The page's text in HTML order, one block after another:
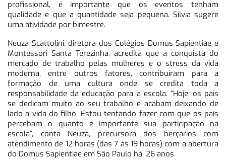
profissional, é importante que os eventos tenham
qualidade e que a quantidade seja pequena. Silvia sugere
uma atividade por bimestre.
Neuza Scattolini, diretora dos Colégios Domus Sapientiae e
Montessori Santa Terezinha, acredita que a conquista do
mercado de trabalho pelas mulheres e o stress da vida
moderna, entre outros fatores, contribuíram para a
formação de uma cultura onde se credita toda a
responsabilidade da educação para a escola. “Hoje, os pais
se dedicam muito ao seu trabalho e acabam deixando de
lado a vida do filho. Estou tentando fazer com que os pais
percebam o quanto é importante sua participação na
escola”, conta Neuza, precursora dos berçários com
atendimento de 12 horas (das 7 às 19 horas) com a abertura
do Domus Sapientiae em São Paulo há, 26 anos.